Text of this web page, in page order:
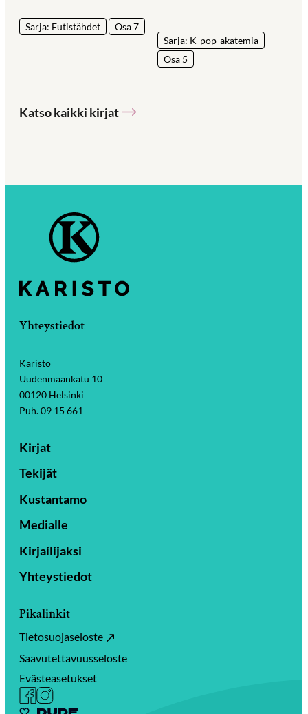
Sarja: Futistähdet Osa 7
Sarja: K-pop-akatemia
Osa 5
Katso kaikki kirjat
Yhteystiedot
Karisto
Uudenmaankatu 10
00120 Helsinki
Puh. 09 15 661
Kirjat
Tekijät
Kustantamo
Medialle
Kirjailijaksi
Yhteystiedot
Pikalinkit
Tietosuojaseloste
Saavutettavuusseloste
Evästeasetukset
Facebook
Instagram